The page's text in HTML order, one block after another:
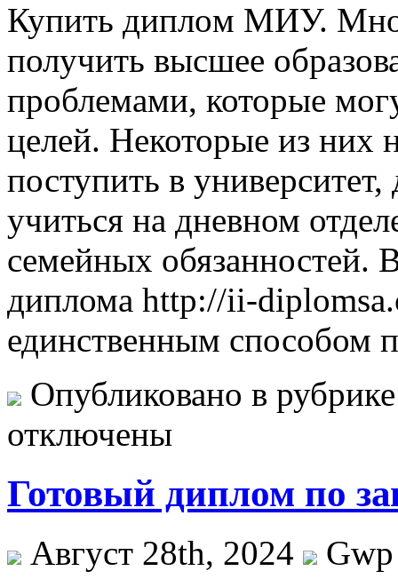
Купить диплoм МИУ.
получить высшее
проблемами, которые
целей. Некоторые из них
поступить в
учиться на дневном
семейных обязанностей.
диплома http://ii-
единственным способом
Опубликовано в
отключены
Готовый диплом по
Август 28th, 2024
Gwp